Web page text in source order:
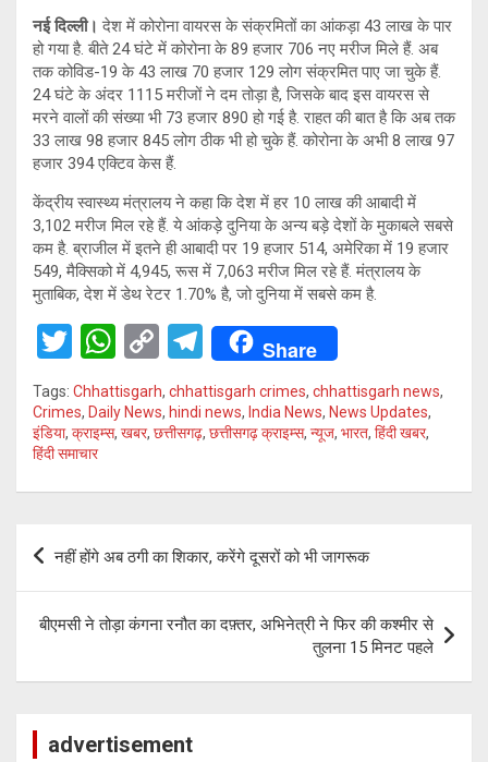
नई दिल्ली। देश में कोरोना वायरस के संक्रमितों का आंकड़ा 43 लाख के पार
हो गया है. बीते 24 घंटे में कोरोना के 89 हजार 706 नए मरीज मिले हैं. अब
तक कोविड-19 के 43 लाख 70 हजार 129 लोग संक्रमित पाए जा चुके हैं.
24 घंटे के अंदर 1115 मरीजों ने दम तोड़ा है, जिसके बाद इस वायरस से
मरने वालों की संख्या भी 73 हजार 890 हो गई है. राहत की बात है कि अब तक
33 लाख 98 हजार 845 लोग ठीक भी हो चुके हैं. कोरोना के अभी 8 लाख 97
हजार 394 एक्टिव केस हैं.
केंद्रीय स्वास्थ्य मंत्रालय ने कहा कि देश में हर 10 लाख की आबादी में
3,102 मरीज मिल रहे हैं. ये आंकड़े दुनिया के अन्य बड़े देशों के मुकाबले सबसे
कम है. ब्राजील में इतने ही आबादी पर 19 हजार 514, अमेरिका में 19 हजार
549, मैक्सिको में 4,945, रूस में 7,063 मरीज मिल रहे हैं. मंत्रालय के
मुताबिक, देश में डेथ रेटर 1.70% है, जो दुनिया में सबसे कम है.
T
wi
tt
er
W
h
at
s
A
p
C
o
py
Li
n
T
el
e
gr
a
Share
Tags: Chhattisgarh, chhattisgarh crimes, chhattisgarh news,
Crimes, Daily News, hindi news, India News, News Updates,
इंडिया, क्राइम्स, खबर, छत्तीसगढ़, छत्तीसगढ़ क्राइम्स, न्यूज, भारत, हिंदी खबर,
हिंदी समाचार
Post
नहीं होंगे अब ठगी का शिकार, करेंगे दूसरों को भी जागरूक
बीएमसी ने तोड़ा कंगना रनौत का दफ़्तर, अभिनेत्री ने फिर की कश्मीर से
तुलना 15 मिनट पहले
advertisement